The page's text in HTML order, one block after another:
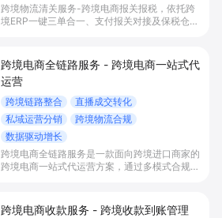
跨境物流清关服务-跨境电商报关报税，依托跨
境ERP一键三单合一、支付报关对接及保税仓协
运营效率。
跨境电商全链路服务 - 跨境电商一站式代
运营
跨境链路整合
直播成交转化
私域运营分销
跨境物流合规
数据驱动增长
跨境电商全链路服务是一款面向跨境进口商家的
跨境电商一站式代运营方案，通过多模式合规清
购与持续增长。
跨境电商收款服务 - 跨境收款到账管理